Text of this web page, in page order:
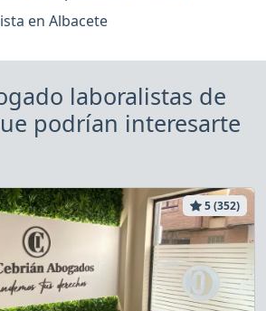
en Albacete
laboralistas de
podrían interesarte
5 (352)